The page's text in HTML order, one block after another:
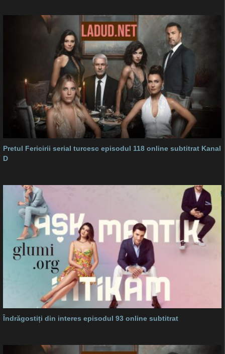
Pretul Fericirii serial turcesc episodul 118 online subtitrat Kanal
D
Îndrăgostiți din interes episodul 93 online subtitrat